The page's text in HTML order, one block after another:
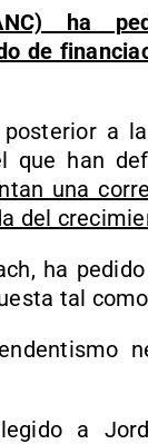
ha
de
a
que han
una
del
ha
tal
a